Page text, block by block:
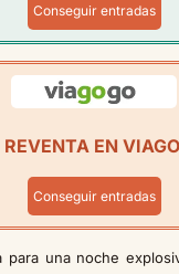
Conseguir entradas
REVENTA EN
Conseguir entradas
para una noche